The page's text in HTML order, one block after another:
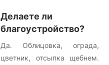
Делаете ли
благоустройство?
Да. Облицовка, ограда,
цветник, отсыпка щебнем.